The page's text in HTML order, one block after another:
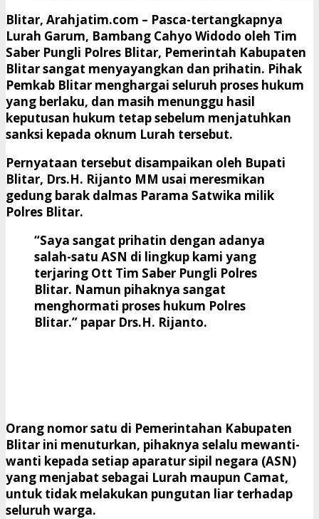
Blitar, Arahjatim.com – Pasca-tertangkapnya
Lurah Garum, Bambang Cahyo Widodo oleh Tim
Saber Pungli Polres Blitar, Pemerintah Kabupaten
Blitar sangat menyayangkan dan prihatin. Pihak
Pemkab Blitar menghargai seluruh proses hukum
yang berlaku, dan masih menunggu hasil
keputusan hukum tetap sebelum menjatuhkan
sanksi kepada oknum Lurah tersebut.
Pernyataan tersebut disampaikan oleh Bupati
Blitar, Drs.H. Rijanto MM usai meresmikan
gedung barak dalmas Parama Satwika milik
Polres Blitar.
“Saya sangat prihatin dengan adanya
salah-satu ASN di lingkup kami yang
terjaring Ott Tim Saber Pungli Polres
Blitar. Namun pihaknya sangat
menghormati proses hukum Polres
Blitar.” papar Drs.H. Rijanto.
Orang nomor satu di Pemerintahan Kabupaten
Blitar ini menuturkan, pihaknya selalu mewanti-
wanti kepada setiap aparatur sipil negara (ASN)
yang menjabat sebagai Lurah maupun Camat,
untuk tidak melakukan pungutan liar terhadap
seluruh warga.